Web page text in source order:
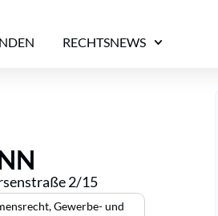
RECHTSNEWS
2/15
,Gewerbe- und